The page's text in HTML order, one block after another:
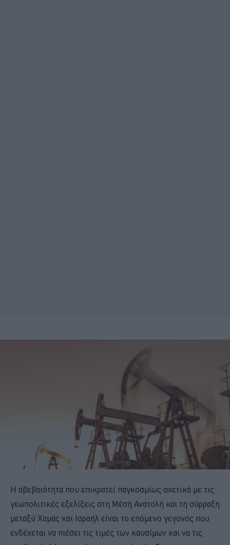
Η αβεβαιότητα που επικρατεί παγκοσμίως σχετικά με τις
γεωπολιτικές εξελίξεις στη Μέση Ανατολή και τη σύρραξη
μεταξύ Χαμάς και Ισραήλ είναι το επόμενο γεγονός που
ενδέχεται να πιέσει τις τιμές των καυσίμων και να τις